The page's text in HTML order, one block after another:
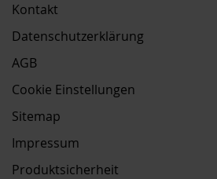
Kontakt
Datenschutzerklärung
AGB
Cookie Einstellungen
Sitemap
Impressum
Produktsicherheit